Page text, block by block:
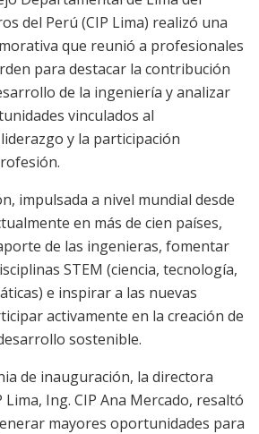
del Perú (CIP Lima) realizó una
que reunió a profesionales
para destacar la contribución
de la ingeniería y analizar
vinculados al
y la participación
impulsada a nivel mundial desde
en más de cien países,
de las ingenieras, fomentar
STEM (ciencia, tecnología,
e inspirar a las nuevas
activamente en la creación de
sostenible.
de inauguración, la directora
Ing. CIP Ana Mercado, resaltó
mayores oportunidades para